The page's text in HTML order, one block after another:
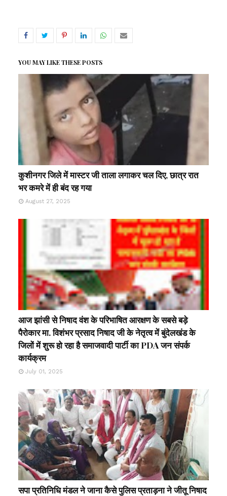
YOU MAY LIKE THESE POSTS
कुशीनगर जिले में मास्टर जी ताला लगाकर चल दिए, छात्र रात
भर कमरे में ही बंद रह गया
August 27, 2025
आज झांसी से निषाद वंश के परिभाषित आरक्षण के सबसे बड़े
पैरोकार मा. विशंभर प्रसाद निषाद जी के नेतृत्व में बुंदेलखंड के
जिलों में शुरू हो रहा है समाजवादी पार्टी का PDA जन संपर्क
कार्यक्रम
July 01, 2025
सपा प्रतिनिधि मंडल ने जाना कैसे पुलिस प्रताड़ना ने जीतू निषाद